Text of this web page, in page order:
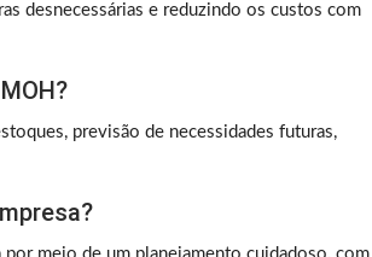
desnecessárias e reduzindo os custos com
previsão de necessidades futuras,